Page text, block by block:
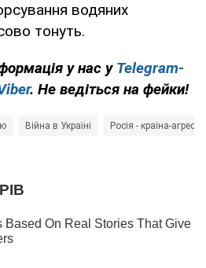
водяних
тонуть.
у нас у Telegram-
. Не ведіться на фейки!
Війна в Україні Росія - країна-агресор